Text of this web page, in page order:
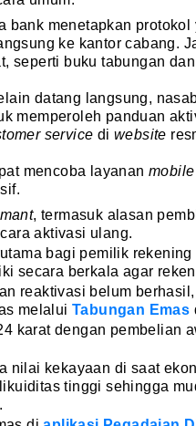
bank menetapkan protokol
ke kantor cabang.
seperti buku tabungan
datang langsung,
memperoleh panduan
service diwebsite
mencoba layanan
, termasuk alasan
aktivasi ulang.
bagi pemilik rekening
secara berkala agar
reaktivasi belum
melalui Tabungan Emas
karat dengan pembelian
nilai kekayaan di saat
tinggi sehingga